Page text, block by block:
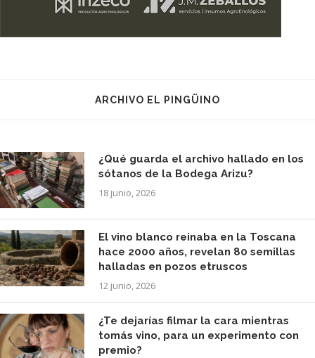
ARCHIVO EL PINGÜINO
¿Qué guarda el archivo hallado en los
sótanos de la Bodega Arizu?
18 junio, 2026
El vino blanco reinaba en la Toscana
hace 2000 años, revelan 80 semillas
halladas en pozos etruscos
12 junio, 2026
¿Te dejarías filmar la cara mientras
tomás vino, para un experimento con
premio?